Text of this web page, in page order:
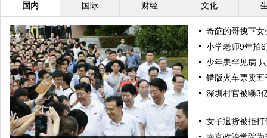
国内 国际 财经 文化
奇葩的哥拽下女
小学老师9年拍
少年患罕见病
错版火车票卖五
深圳村官被曝3
女子退货被拒